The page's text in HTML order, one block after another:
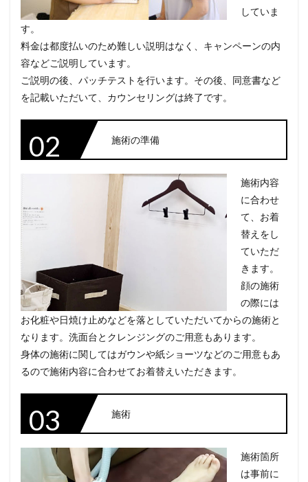
していま
す。
料金は都度払いのため難しい説明はなく、キャンペーンの内
容などご説明しています。
ご説明の後、パッチテストを行います。その後、同意書など
を記載いただいて、カウンセリングは終了です。
02 施術の準備
施術内容
に合わせ
て、お着
替えをし
ていただ
きます。
顔の施術
の際には
お化粧や日焼け止めなどを落としていただいてからの施術と
なります。洗面台とクレンジングのご用意もあります。
身体の施術に関してはガウンや紙ショーツなどのご用意もあ
るので施術内容に合わせてお着替えいただきます。
03 施術
施術箇所
は事前に